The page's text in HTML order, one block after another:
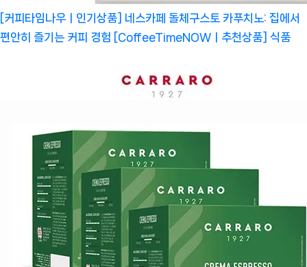
[커피타임나우ㅣ인기상품] 네스카페 돌체구스토 카푸치노: 집에서
편안히 즐기는 커피 경험 [CoffeeTimeNOWㅣ추천상품] 식품